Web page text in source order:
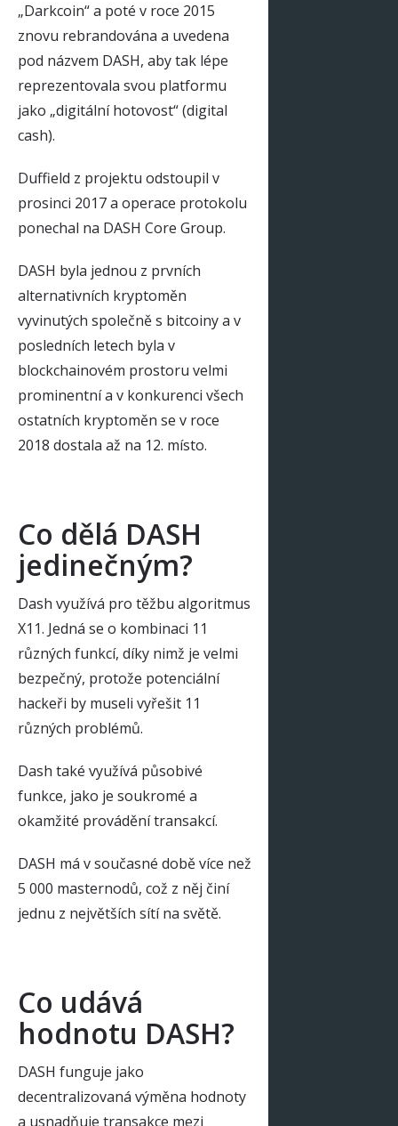
„Darkcoin“ a poté v roce 2015
znovu rebrandována a uvedena
pod názvem DASH, aby tak lépe
reprezentovala svou platformu
jako „digitální hotovost“ (digital
cash).
Duffield z projektu odstoupil v
prosinci 2017 a operace protokolu
ponechal na DASH Core Group.
DASH byla jednou z prvních
alternativních kryptoměn
vyvinutých společně s bitcoiny a v
posledních letech byla v
blockchainovém prostoru velmi
prominentní a v konkurenci všech
ostatních kryptoměn se v roce
2018 dostala až na 12. místo.
Co dělá DASH
jedinečným?
Dash využívá pro těžbu algoritmus
X11. Jedná se o kombinaci 11
různých funkcí, díky nimž je velmi
bezpečný, protože potenciální
hackeři by museli vyřešit 11
různých problémů.
Dash také využívá působivé
funkce, jako je soukromé a
okamžité provádění transakcí.
DASH má v současné době více než
5 000 masternodů, což z něj činí
jednu z největších sítí na světě.
Co udává
hodnotu DASH?
DASH funguje jako
decentralizovaná výměna hodnoty
a usnadňuje transakce mezi